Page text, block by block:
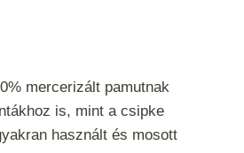
mercerizált pamutnak
is, mint a csipke
használt és mosott